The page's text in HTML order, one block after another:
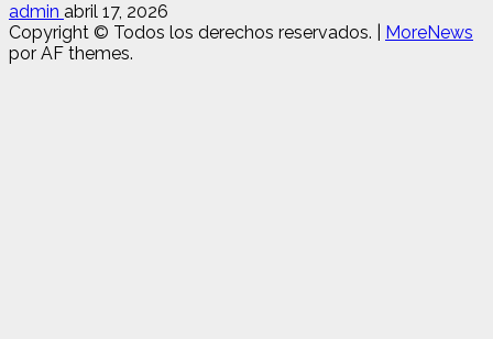
admin abril 17, 2026
Copyright © Todos los derechos reservados.
MoreNews
por AF themes.